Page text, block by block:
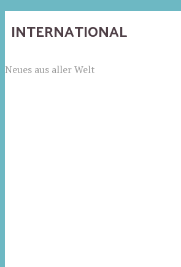
INTERNATIONAL
Neues aus aller Welt